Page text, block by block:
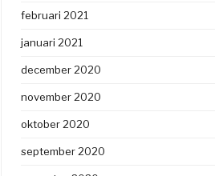
februari 2021
januari 2021
december 2020
november 2020
oktober 2020
september 2020